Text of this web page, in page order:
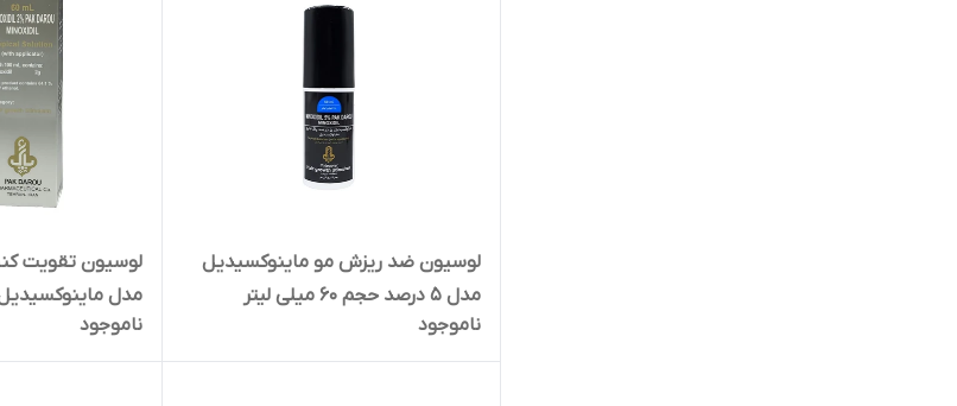
لوسیون ضد ریزش مو ماینوکسیدیل
مدل 5 درصد حجم 60 میلی لیتر
ناموجود
لوسیون تقویت
مدل ماینوکسیدیل حجم 60
ناموجود